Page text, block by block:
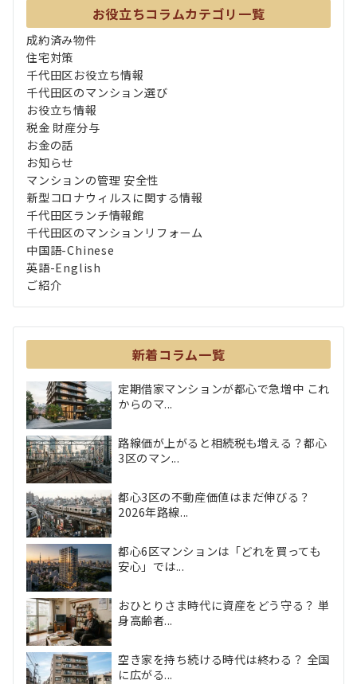
お役立ちコラムカテゴリ一覧
成約済み物件
住宅対策
千代田区お役立ち情報
千代田区のマンション選び
お役立ち情報
税金 財産分与
お金の話
お知らせ
マンションの管理 安全性
新型コロナウィルスに関する情報
千代田区ランチ情報館
千代田区のマンションリフォーム
中国語-Chinese
英語-English
ご紹介
新着コラム一覧
定期借家マンションが都心で急増中 これ
からのマ...
路線価が上がると相続税も増える？都心
3区のマン...
都心3区の不動産価値はまだ伸びる？
2026年路線...
都心6区マンションは「どれを買っても
安心」では...
おひとりさま時代に資産をどう守る？ 単
身高齢者...
空き家を持ち続ける時代は終わる？ 全国
に広がる...